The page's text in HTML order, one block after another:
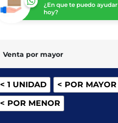
¿En que te puedo ayudar
hoy?
Venta por mayor
< 1 UNIDAD
< POR MAYOR
< POR MENOR